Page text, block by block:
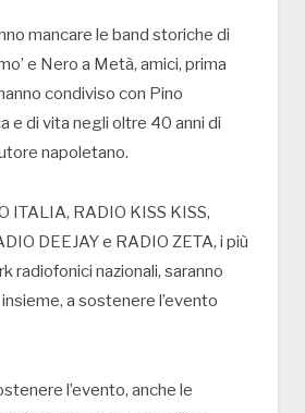
mancare le band storiche di
e Nero a Metà, amici, prima
condiviso con Pino
e di vita negli oltre 40 anni di
napoletano.
ITALIA, RADIO KISS KISS,
DEEJAY e RADIO ZETA, i più
radiofonici nazionali, saranno
a sostenere l’evento
l’evento, anche le